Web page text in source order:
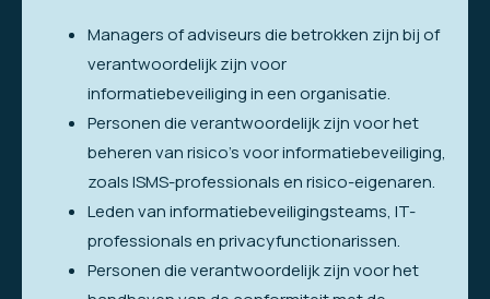
Managers of adviseurs die betrokken zijn bij of
verantwoordelijk zijn voor
informatiebeveiliging in een organisatie.
Personen die verantwoordelijk zijn voor het
beheren van risico’s voor informatiebeveiliging,
zoals ISMS-professionals en risico-eigenaren.
Leden van informatiebeveiligingsteams, IT-
professionals en privacyfunctionarissen.
Personen die verantwoordelijk zijn voor het